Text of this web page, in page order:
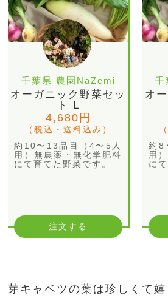
千葉県 農園NaZemi
オーガニック野菜セッ
ト L
4,680円
（税込・送料込み）
約10〜13品目（4〜5人
用）無農薬・無化学肥料
にて育てた野菜です。
注文する
千
オ
約8
用
に
芽キャベツの葉は珍しくて嬉